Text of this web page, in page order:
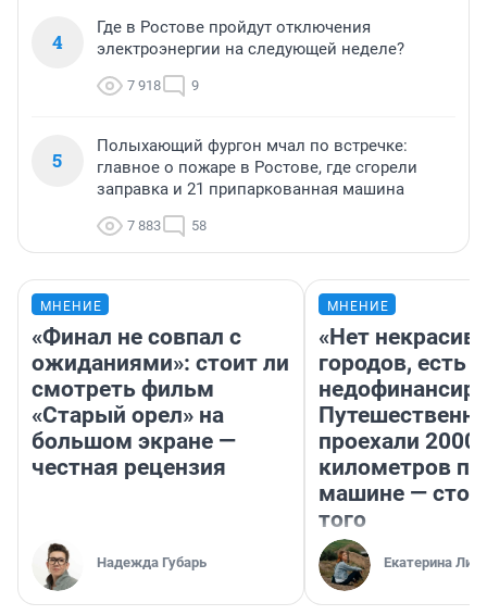
4
Где в Ростове пройдут отключения
электроэнергии на следующей неделе?
7 918 9
5
Полыхающий фургон мчал по встречке:
главное о пожаре в Ростове, где сгорели
заправка и 21 припаркованная машина
7 883 58
МНЕНИЕ
«Финал не совпал с
ожиданиями»: стоит ли
смотреть фильм
«Старый орел» на
большом экране —
честная рецензия
Надежда Губарь
МНЕНИЕ
«Нет
городов, есть
проехали 2000
километров по
машине —
того
Екатерина